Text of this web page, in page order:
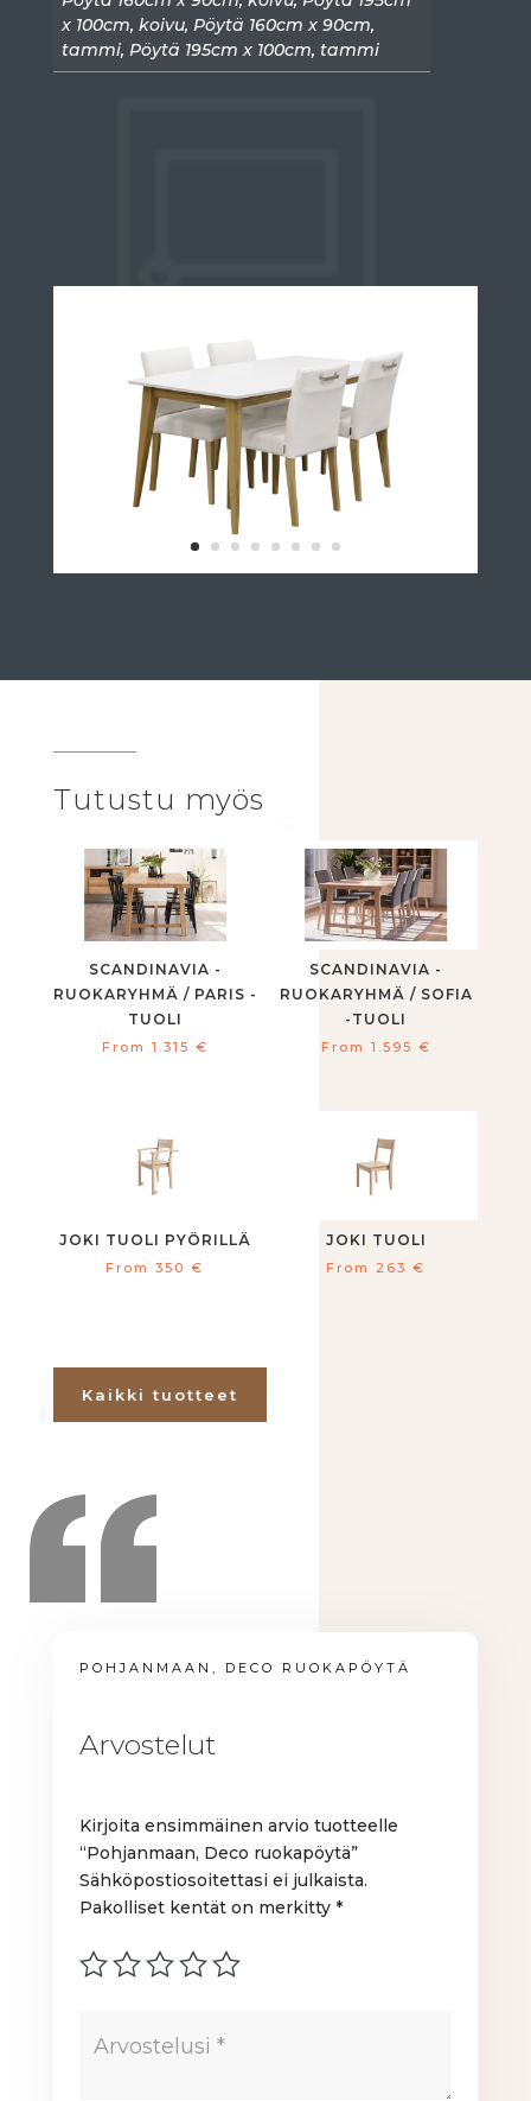
x 100cm, koivu, Pöytä 160cm x 90cm,
tammi, Pöytä 195cm x 100cm, tammi
Tutustu myös
SCANDINAVIA -
RUOKARYHMÄ / PARIS -
TUOLI
From 1.315 €
SCANDINAVIA -
RUOKARYHMÄ / SOFIA
-TUOLI
From 1.595 €
JOKI TUOLI PYÖRILLÄ
From 350€
JOKI TUOLI
From 263€
Kaikki tuotteet
POHJANMAAN, DECO RUOKAPÖYTÄ
Arvostelut
Kirjoita ensimmäinen arvio tuotteelle
“Pohjanmaan, Deco ruokapöytä”
Sähköpostiosoitettasi ei julkaista.
Pakolliset kentät on merkitty*